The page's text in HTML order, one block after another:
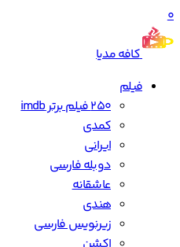
0
کافه مدیا
فیلم
250 فیلم برتر imdb
کمدی
ایرانی
دوبله فارسی
عاشقانه
هندی
زیرنویس فارسی